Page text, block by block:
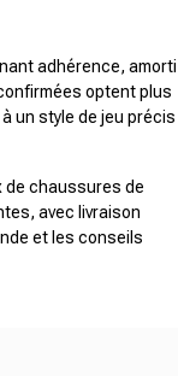
adhérence, amorti
optent plus
un style de jeu précis
de chaussures de
avec livraison
et les conseils